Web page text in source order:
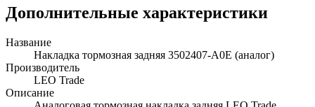
Дополнительные характеристики
Название
Накладка тормозная задняя 3502407-A0E (аналог)
Производитель
LEO Trade
Описание